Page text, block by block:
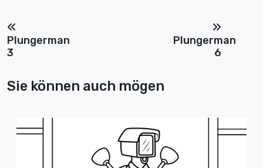
Plungerman
3
Plungerman
6
Sie können auch mögen